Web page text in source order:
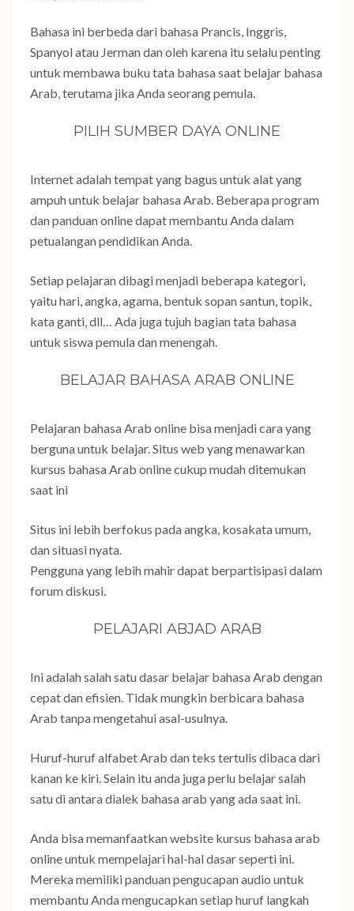
Bahasa ini berbeda dari bahasa Prancis, Inggris,
Spanyol atau Jerman dan oleh karena itu selalu penting
untuk membawa buku tata bahasa saat belajar bahasa
Arab, terutama jika Anda seorang pemula.
PILIH SUMBER DAYA ONLINE
Internet adalah tempat yang bagus untuk alat yang
ampuh untuk belajar bahasa Arab. Beberapa program
dan panduan online dapat membantu Anda dalam
petualangan pendidikan Anda.
Setiap pelajaran dibagi menjadi beberapa kategori,
yaitu hari, angka, agama, bentuk sopan santun, topik,
kata ganti, dll… Ada juga tujuh bagian tata bahasa
untuk siswa pemula dan menengah.
BELAJAR BAHASA ARAB ONLINE
Pelajaran bahasa Arab online bisa menjadi cara yang
berguna untuk belajar. Situs web yang menawarkan
kursus bahasa Arab online cukup mudah ditemukan
saat ini
Situs ini lebih berfokus pada angka, kosakata umum,
dan situasi nyata.
Pengguna yang lebih mahir dapat berpartisipasi dalam
forum diskusi.
PELAJARI ABJAD ARAB
Ini adalah salah satu dasar belajar bahasa Arab dengan
cepat dan efisien. Tidak mungkin berbicara bahasa
Arab tanpa mengetahui asal-usulnya.
Huruf-huruf alfabet Arab dan teks tertulis dibaca dari
kanan ke kiri. Selain itu anda juga perlu belajar salah
satu di antara dialek bahasa arab yang ada saat ini.
Anda bisa memanfaatkan website kursus bahasa arab
online untuk mempelajari hal-hal dasar seperti ini.
Mereka memiliki panduan pengucapan audio untuk
membantu Anda mengucapkan setiap huruf langkah